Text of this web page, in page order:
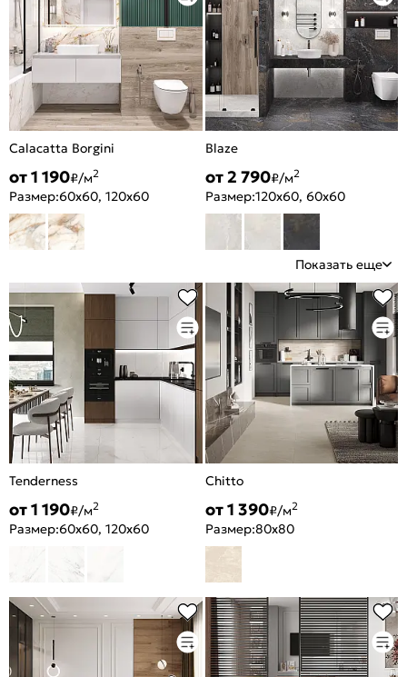
Calacatta Borgini
от 1 190₽/м2
Размер:60x60, 120x60
Blaze
от 2 790₽/м2
Размер:120x60, 60x60
Показать еще
Tenderness
от 1 190₽/м2
Размер:60x60, 120x60
Chitto
от 1 390₽/м2
Размер:80x80